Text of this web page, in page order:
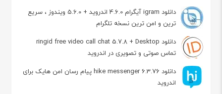
دانلود igram آیگرام 4.6.0 اندروید + 5.6.0 ویندوز ، سریع
ترین و امن ترین نسخه تلگرام
دانلود ringid free video call chat 5.7.8 + Desktop
تماس صوتی و تصویری در اندروید
دانلود hike messenger 6.3.76 پیام‌ رسان‌ امن هایک برای
اندروید